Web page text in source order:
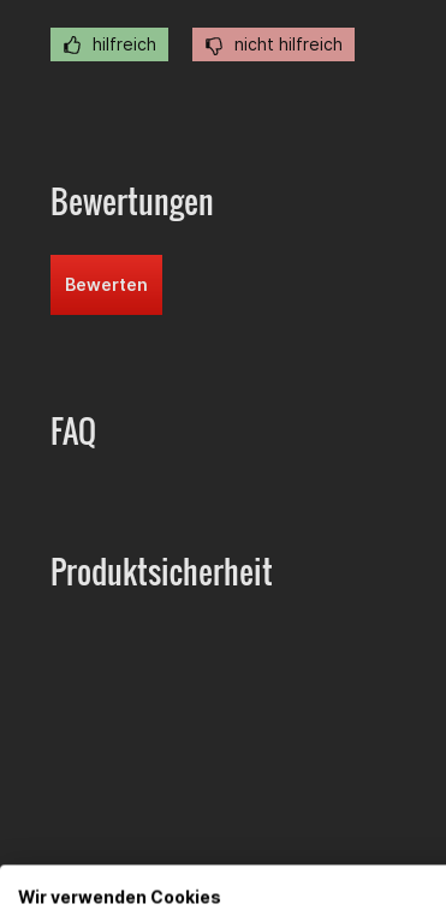
hilfreich nicht hilfreich
Bewertungen
Bewerten
FAQ
Produktsicherheit
Wir verwenden Cookies